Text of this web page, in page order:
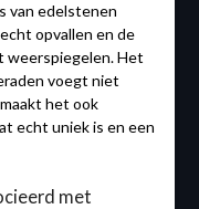
van edelstenen
opvallen en de
weerspiegelen. Het
voegt niet
het ook
echt uniek is en een
met